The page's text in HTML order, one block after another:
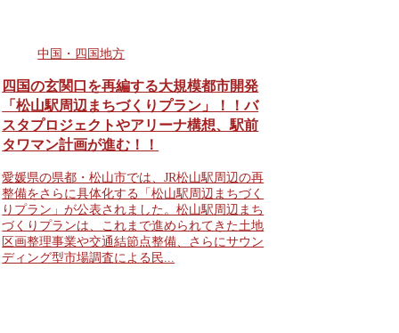
中国・四国地方
四国の玄関口を再編する大規模都市開発
「松山駅周辺まちづくりプラン」！！バ
スタプロジェクトやアリーナ構想、駅前
タワマン計画が進む！！
愛媛県の県都・松山市では、JR松山駅周辺の再
整備をさらに具体化する「松山駅周辺まちづく
りプラン」が公表されました。松山駅周辺まち
づくりプランは、これまで進められてきた土地
区画整理事業や交通結節点整備、さらにサウン
ディング型市場調査による民...